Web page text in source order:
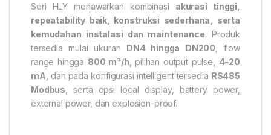
Seri HLY menawarkan kombinasi akurasi tinggi,
repeatability baik, konstruksi sederhana, serta
kemudahan instalasi dan maintenance. Produk
tersedia mulai ukuran DN4 hingga DN200 , flow
range hingga 800 m³/h , pilihan output pulse, 4–20
mA , dan pada konfigurasi intelligent tersedia RS485
Modbus , serta opsi local display, battery power,
external power, dan explosion-proof.